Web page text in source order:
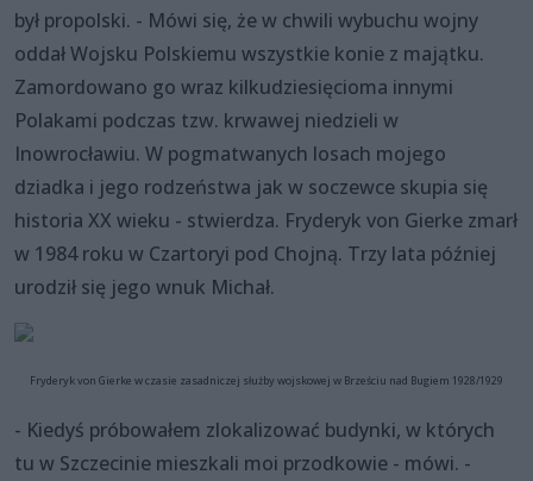
był propolski. - Mówi się, że w chwili wybuchu wojny
oddał Wojsku Polskiemu wszystkie konie z majątku.
Zamordowano go wraz kilkudziesięcioma innymi
Polakami podczas tzw. krwawej niedzieli w
Inowrocławiu. W pogmatwanych losach mojego
dziadka i jego rodzeństwa jak w soczewce skupia się
historia XX wieku - stwierdza. Fryderyk von Gierke zmarł
w 1984 roku w Czartoryi pod Chojną. Trzy lata później
urodził się jego wnuk Michał.
Fryderyk von Gierke w czasie zasadniczej służby wojskowej w Brześciu nad Bugiem 1928/1929
- Kiedyś próbowałem zlokalizować budynki, w których
tu w Szczecinie mieszkali moi przodkowie - mówi. -